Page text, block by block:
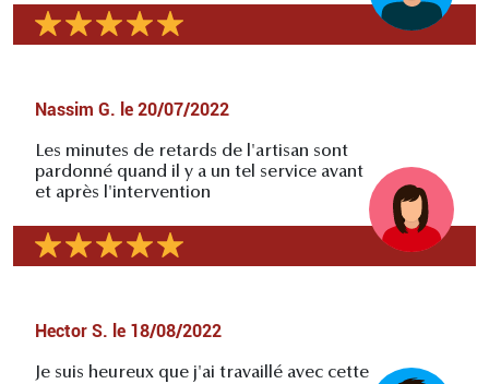
Nassim G. le 20/07/2022
Les minutes de retards de l'artisan sont
pardonné quand il y a un tel service avant
et après l'intervention
Hector S. le 18/08/2022
Je suis heureux que j'ai travaillé avec cette